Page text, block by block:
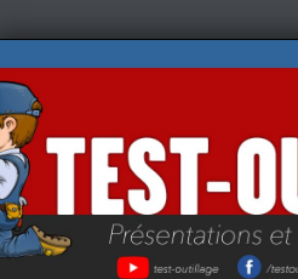
to
content